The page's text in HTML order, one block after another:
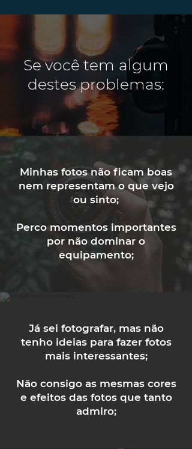
Se você tem algum
destes problemas:
Minhas fotos não ficam boas
nem representam o que vejo
ou sinto;
Perco momentos importantes
por não dominar o
equipamento;
Já sei fotografar, mas não
tenho ideias para fazer fotos
mais interessantes;
Não consigo as mesmas cores
e efeitos das fotos que tanto
admiro;